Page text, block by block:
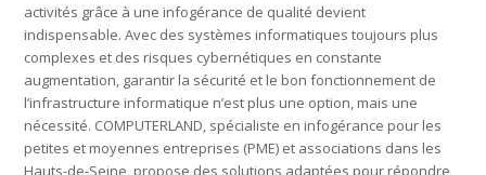
activités grâce à une infogérance de qualité devient
indispensable. Avec des systèmes informatiques toujours plus
complexes et des risques cybernétiques en constante
augmentation, garantir la sécurité et le bon fonctionnement de
l’infrastructure informatique n’est plus une option, mais une
nécessité. COMPUTERLAND, spécialiste en infogérance pour les
petites et moyennes entreprises (PME) et associations dans les
Hauts-de-Seine, propose des solutions adaptées pour répondre